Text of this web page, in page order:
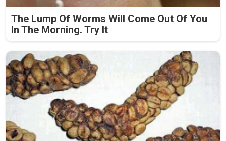
The Lump Of Worms Will Come Out Of You
In The Morning. Try It